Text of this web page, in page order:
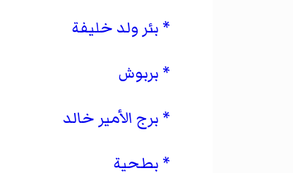
بئر ولد خليفة
بربوش
برج الأمير خالد
بطحية